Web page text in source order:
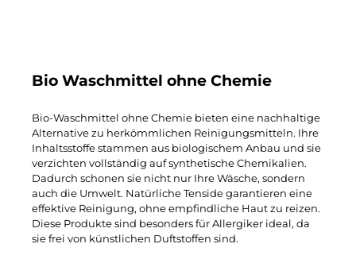
Bio Waschmittel ohne Chemie
Bio-Waschmittel ohne Chemie bieten eine nachhaltige
Alternative zu herkömmlichen Reinigungsmitteln. Ihre
Inhaltsstoffe stammen aus biologischem Anbau und sie
verzichten vollständig auf synthetische Chemikalien.
Dadurch schonen sie nicht nur Ihre Wäsche, sondern
auch die Umwelt. Natürliche Tenside garantieren eine
effektive Reinigung, ohne empfindliche Haut zu reizen.
Diese Produkte sind besonders für Allergiker ideal, da
sie frei von künstlichen Duftstoffen sind.